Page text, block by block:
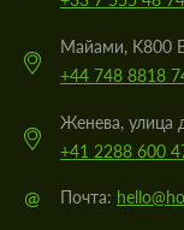
Майами, K800
+44 748 8818
Женева, улица
+41 2288 600
@ Почта: